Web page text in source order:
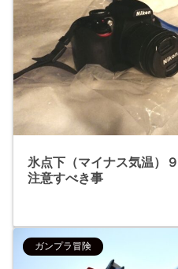
氷点下（マイナス気温）
注意すべき事
ガンプラ冒険